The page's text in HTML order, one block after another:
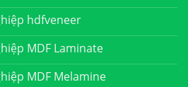
hdfveneer
MDF Laminate
MDF Melamine